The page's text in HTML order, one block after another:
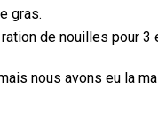
gras.
de nouilles pour 3
nous avons eu la